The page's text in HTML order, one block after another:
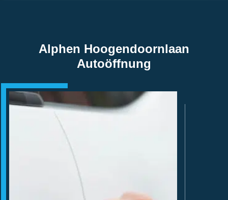
Alphen Hoogendoornlaan
Autoöffnung